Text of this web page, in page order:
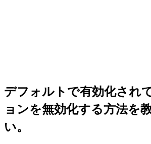
デフォルトで有効化され
ョンを無効化する方法を
い。